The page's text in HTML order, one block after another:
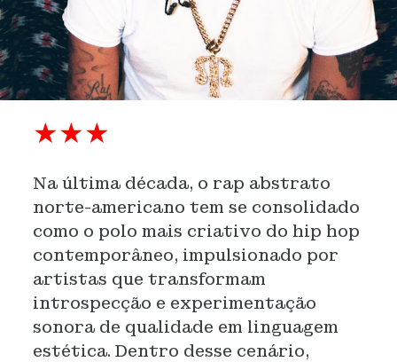
★★★
Na última década, o rap abstrato
norte-americano tem se consolidado
como o polo mais criativo do hip hop
contemporâneo, impulsionado por
artistas que transformam
introspecção e experimentação
sonora de qualidade em linguagem
estética. Dentro desse cenário,